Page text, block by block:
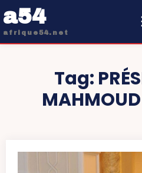
a54
afrique54.net
Tag: